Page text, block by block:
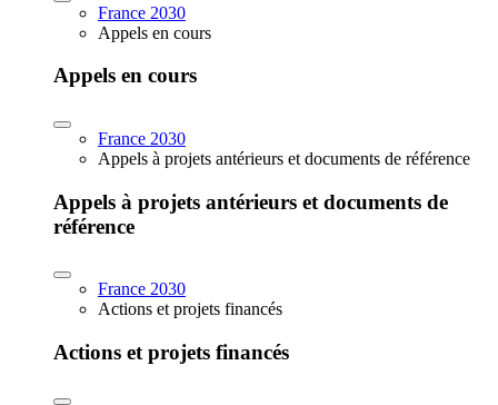
France 2030
Appels en cours
Appels en cours
France 2030
Appels à projets antérieurs et documents de référence
Appels à projets antérieurs et documents de
référence
France 2030
Actions et projets financés
Actions et projets financés